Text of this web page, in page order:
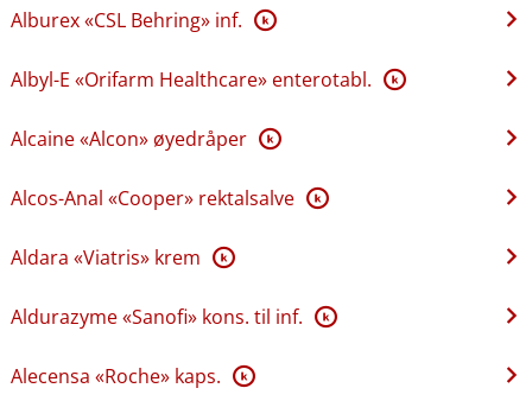
Alburex «CSL Behring» inf. K
Albyl-E «Orifarm Healthcare» enterotabl. K
Alcaine «Alcon» øyedråper K
Alcos-Anal «Cooper» rektalsalve K
Aldara «Viatris» krem K
Aldurazyme «Sanofi» kons. til inf. K
Alecensa «Roche» kaps. K